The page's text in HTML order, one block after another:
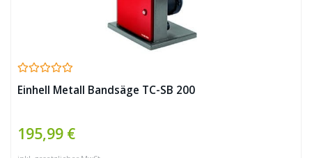
Einhell Metall Bandsäge TC-SB 200
195,99 €